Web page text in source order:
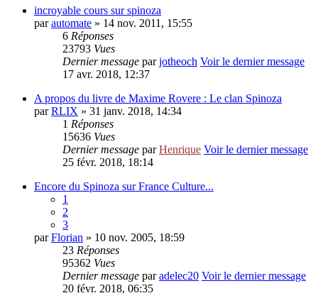
incroyable cours sur spinoza
parautomate » 14 nov. 2011, 15:55
6 Réponses
23793 Vues
Dernier message parjotheoch Voir le dernier message
17 avr. 2018, 12:37
A propos du livre de Maxime Rovere : Le clan Spinoza
parRLIX » 31 janv. 2018, 14:34
1 Réponses
15636 Vues
Dernier message parHenrique Voir le dernier message
25 févr. 2018, 18:14
Encore du Spinoza sur France Culture...
1
2
3
parFlorian » 10 nov. 2005, 18:59
23 Réponses
95362 Vues
Dernier message paradelec20 Voir le dernier message
20 févr. 2018, 06:35